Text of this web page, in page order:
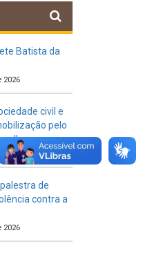
Batista da
2026
civil e
pelo
2026
de
contra a
2026